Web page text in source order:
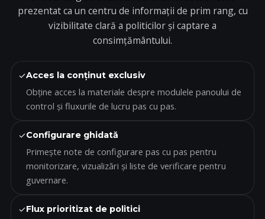
prezentat ca un centru de informații de prim rang, cu
vizibilitate clară a politicilor și captare a
consimțământului.
✓Acces la conținut exclusiv
Obține acces la materiale despre modulele panoului de
control și fluxurile de lucru pas cu pas.
✓Configurare ghidată
Primește note de configurare pas cu pas pentru
monitorizare, vizualizări și liste de verificare pentru
guvernare.
✓Flux prioritizat de politici